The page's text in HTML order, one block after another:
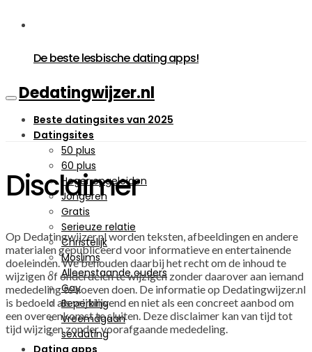
De beste lesbische dating apps!
Dedatingwijzer.nl
Beste datingsites van 2025
Datingsites
50 plus
60 plus
Hoger opgeleiden
Jongeren
Gratis
Serieuze relatie
Christelijk
Moslims
Alleenstaande ouders
Gay
Beperking
Vreemdgaan
sexdating
Dating apps
Disclaimer
Op Dedatingwijzer.nl worden teksten, afbeeldingen en andere
materialen gepubliceerd voor informatieve en entertainende
doeleinden. We behouden daarbij het recht om de inhoud te
wijzigen of onderdelen te wijzigen zonder daarover aan iemand
mededeling te hoeven doen. De informatie op Dedatingwijzer.nl
is bedoeld als vrijblijvend en niet als een concreet aanbod om
een overeenkomst te sluiten. Deze disclaimer kan van tijd tot
tijd wijzigen zonder voorafgaande mededeling.